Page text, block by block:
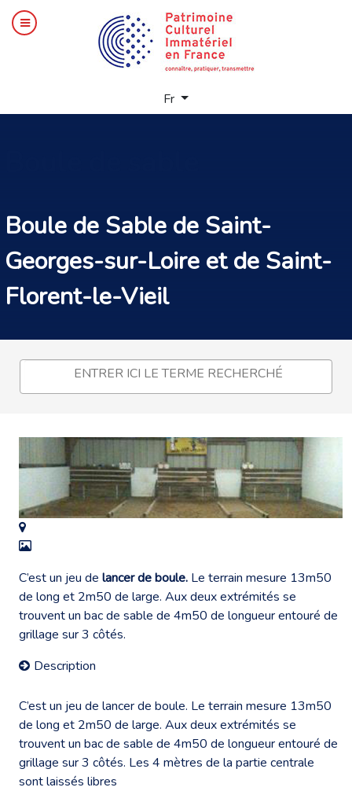
Fr
Boule de Sable de Saint-
Georges-sur-Loire et de Saint-
Florent-le-Vieil
C’est un jeu de lancer de boule. Le terrain mesure 13m50
de long et 2m50 de large. Aux deux extrémités se
trouvent un bac de sable de 4m50 de longueur entouré de
grillage sur 3 côtés.
Description
C’est un jeu de lancer de boule. Le terrain mesure 13m50
de long et 2m50 de large. Aux deux extrémités se
trouvent un bac de sable de 4m50 de longueur entouré de
grillage sur 3 côtés. Les 4 mètres de la partie centrale
sont laissés libres